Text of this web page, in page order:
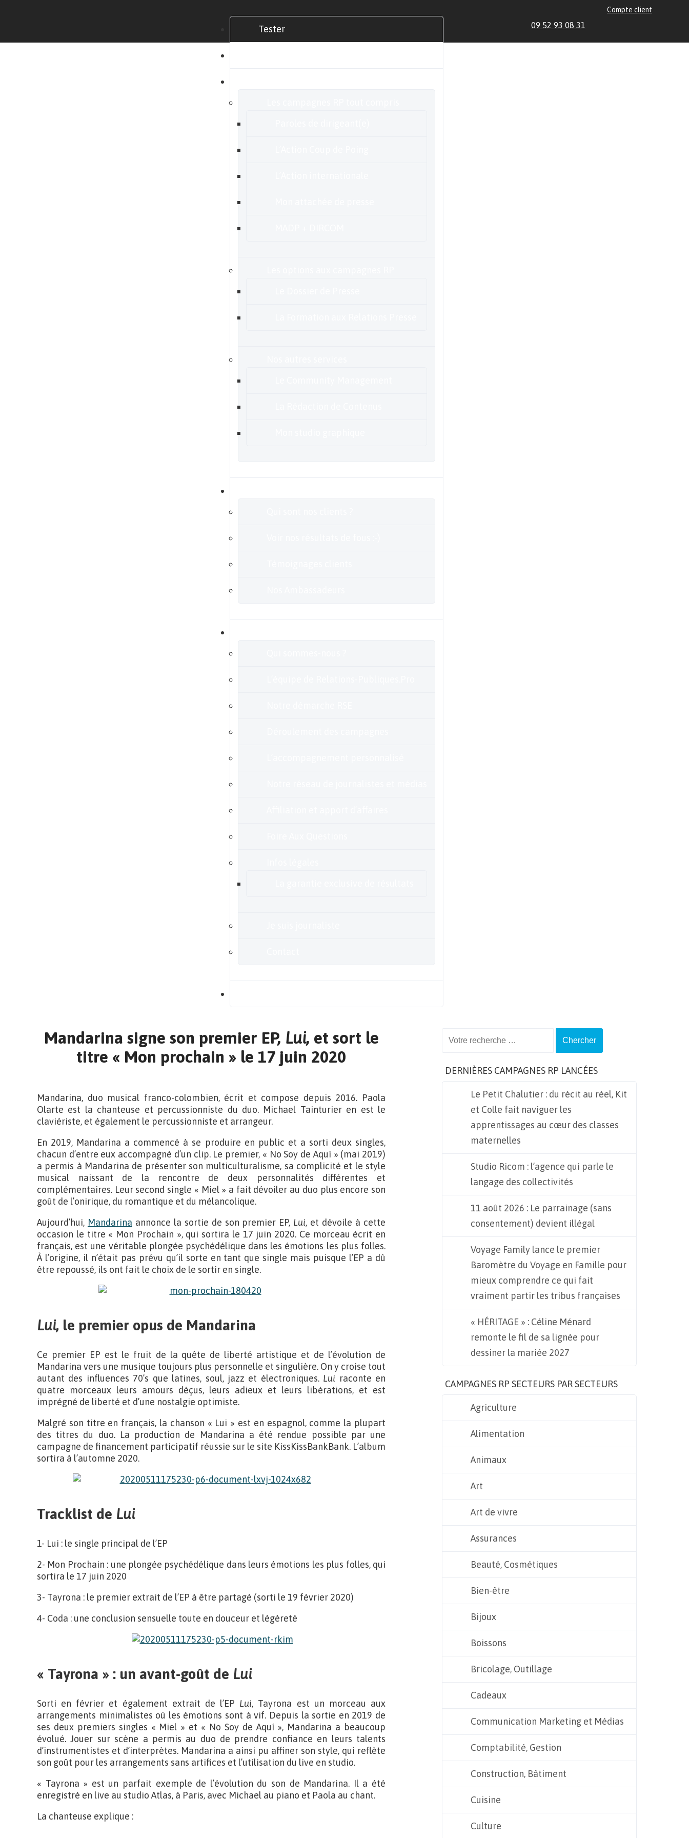
Tester
Compte client
09 52 93 08 31
Mandarina signe son premier EP, Lui, et sort le
titre « Mon prochain » le 17 juin 2020
Mandarina, duo musical franco-colombien, écrit et compose depuis 2016. Paola
Olarte est la chanteuse et percussionniste du duo. Michael Tainturier en est le
claviériste, et également le percussionniste et arrangeur.
En 2019, Mandarina a commencé à se produire en public et a sorti deux singles,
chacun d’entre eux accompagné d’un clip. Le premier, « No Soy de Aquí » (mai 2019)
a permis à Mandarina de présenter son multiculturalisme, sa complicité et le style
musical naissant de la rencontre de deux personnalités différentes et
complémentaires. Leur second single « Miel » a fait dévoiler au duo plus encore son
goût de l’onirique, du romantique et du mélancolique.
Aujourd’hui, Mandarina annonce la sortie de son premier EP, Lui, et dévoile à cette
occasion le titre « Mon Prochain », qui sortira le 17 juin 2020. Ce morceau écrit en
français, est une véritable plongée psychédélique dans les émotions les plus folles.
À l’origine, il n’était pas prévu qu’il sorte en tant que single mais puisque l’EP a dû
être repoussé, ils ont fait le choix de le sortir en single.
Lui, le premier opus de Mandarina
Ce premier EP est le fruit de la quête de liberté artistique et de l’évolution de
Mandarina vers une musique toujours plus personnelle et singulière. On y croise tout
autant des influences 70’s que latines, soul, jazz et électroniques. Lui raconte en
quatre morceaux leurs amours déçus, leurs adieux et leurs libérations, et est
imprégné de liberté et d’une nostalgie optimiste.
Malgré son titre en français, la chanson « Lui » est en espagnol, comme la plupart
des titres du duo. La production de Mandarina a été rendue possible par une
campagne de financement participatif réussie sur le site KissKissBankBank. L’album
sortira à l’automne 2020.
Tracklist de Lui
1- Lui : le single principal de l’EP
2- Mon Prochain : une plongée psychédélique dans leurs émotions les plus folles, qui
sortira le 17 juin 2020
3- Tayrona : le premier extrait de l’EP à être partagé (sorti le 19 février 2020)
4- Coda : une conclusion sensuelle toute en douceur et légèreté
« Tayrona » : un avant-goût de Lui
Sorti en février et également extrait de l’EP Lui, Tayrona est un morceau aux
arrangements minimalistes où les émotions sont à vif. Depuis la sortie en 2019 de
ses deux premiers singles « Miel » et « No Soy de Aquí », Mandarina a beaucoup
évolué. Jouer sur scène a permis au duo de prendre confiance en leurs talents
d’instrumentistes et d’interprètes. Mandarina a ainsi pu affiner son style, qui reflète
son goût pour les arrangements sans artifices et l’utilisation du live en studio.
« Tayrona » est un parfait exemple de l’évolution du son de Mandarina. Il a été
enregistré en live au studio Atlas, à Paris, avec Michael au piano et Paola au chant.
La chanteuse explique :
DERNIÈRES CAMPAGNES RP LANCÉES
Le Petit Chalutier : du récit au réel, Kit
et Colle fait naviguer les
apprentissages au cœur des classes
maternelles
Studio Ricom : l’agence qui parle le
langage des collectivités
11 août 2026 : Le parrainage (sans
consentement) devient illégal
Voyage Family lance le premier
Baromètre du Voyage en Famille pour
mieux comprendre ce qui fait
vraiment partir les tribus françaises
« HÉRITAGE » : Céline Ménard
remonte le fil de sa lignée pour
dessiner la mariée 2027
CAMPAGNES RP SECTEURS PAR SECTEURS
Agriculture
Alimentation
Animaux
Art
Art de vivre
Assurances
Beauté, Cosmétiques
Bien-être
Bijoux
Boissons
Bricolage, Outillage
Cadeaux
Communication Marketing et Médias
Comptabilité, Gestion
Construction, Bâtiment
Cuisine
Culture